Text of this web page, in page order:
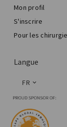
Mon profil
S'inscrire
Pour les
Langue
FR